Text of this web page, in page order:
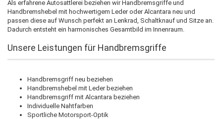
Als erfahrene Autosattlerei beziehen wir Handbremsgriffe und
Handbremshebel mit hochwertigem Leder oder Alcantara neu und
passen diese auf Wunsch perfekt an Lenkrad, Schaltknauf und Sitze an.
Dadurch entsteht ein harmonisches Gesamtbild im Innenraum.
Unsere Leistungen für Handbremsgriffe
Handbremsgriff neu beziehen
Handbremshebel mit Leder beziehen
Handbremsgriff mit Alcantara beziehen
Individuelle Nahtfarben
Sportliche Motorsport-Optik